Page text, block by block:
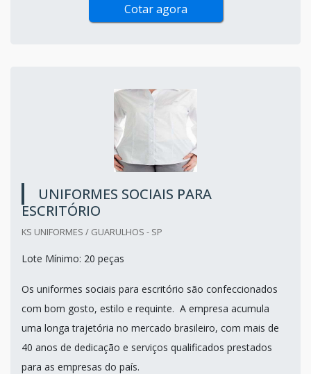
Cotar agora
UNIFORMES SOCIAIS PARA
ESCRITÓRIO
KS UNIFORMES / GUARULHOS - SP
Lote Mínimo: 20 peças
Os uniformes sociais para escritório são confeccionados
com bom gosto, estilo e requinte. A empresa acumula
uma longa trajetória no mercado brasileiro, com mais de
40 anos de dedicação e serviços qualificados prestados
para as empresas do país.